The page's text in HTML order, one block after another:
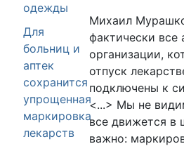
одежды
Для
больниц и
аптек
сохранится
упрощенная
маркировка
лекарств
Михаил
фактически все
организации,
отпуск
подключены к
<...> Мы не
все движется в
важно: